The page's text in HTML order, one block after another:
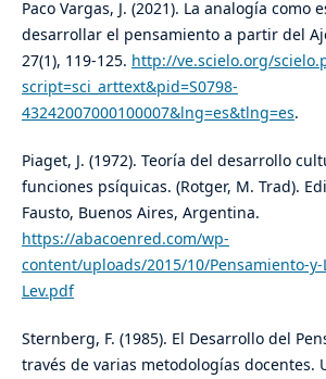
Paco Vargas, J. (2021). La analogía como
desarrollar el pensamiento a partir del
27(1), 119-125. http://ve.scielo.org/
script=sci_arttext&pid=S0798-
43242007000100007&lng=es&tlng=es.
Piaget, J. (1972). Teoría del desarrollo
funciones psíquicas. (Rotger, M. Trad).
Fausto, Buenos Aires, Argentina.
https://abacoenred.com/wp-
content/uploads/2015/10/Pensamiento-
Lev.pdf
Sternberg, F. (1985). El Desarrollo del
través de varias metodologías docentes.